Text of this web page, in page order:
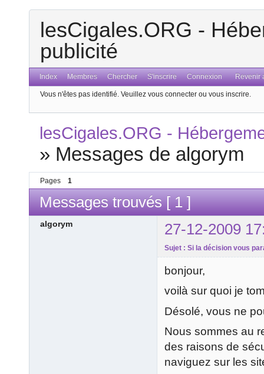
lesCigales.ORG -
publicité
Index Membres Chercher S'inscrire Connexion Revenir
Vous n'êtes pas identifié. Veuillez vous connecter ou vous inscrire.
lesCigales.ORG -
» Messages de algorym
Pages 1
Messages trouvés [ 1 ]
algorym 27-12-2009
Sujet : Si la décision vous
bonjour,
voilà sur quoi je
Désolé, vous ne
Nous sommes au
des raisons de
naviguez sur les